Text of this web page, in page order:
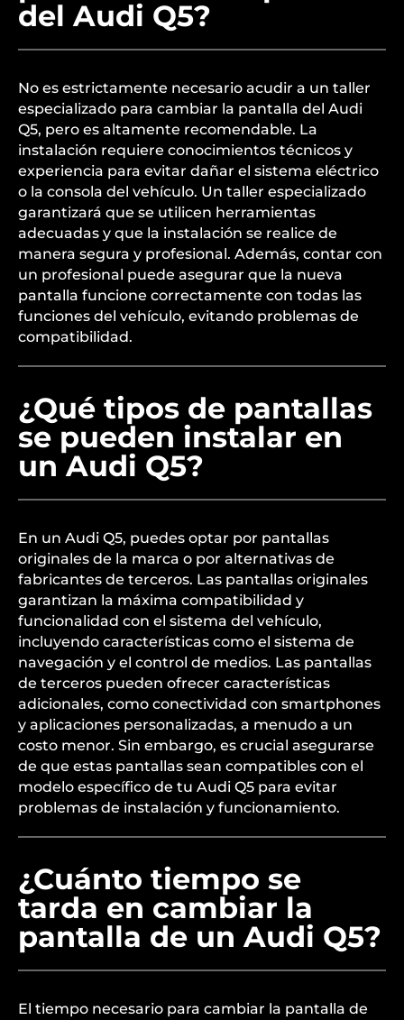
del Audi Q5?
No es estrictamente necesario acudir a un taller
especializado para cambiar la pantalla del Audi
Q5, pero es altamente recomendable. La
instalación requiere conocimientos técnicos y
experiencia para evitar dañar el sistema eléctrico
o la consola del vehículo. Un taller especializado
garantizará que se utilicen herramientas
adecuadas y que la instalación se realice de
manera segura y profesional. Además, contar con
un profesional puede asegurar que la nueva
pantalla funcione correctamente con todas las
funciones del vehículo, evitando problemas de
compatibilidad.
¿Qué tipos de pantallas
se pueden instalar en
un Audi Q5?
En un Audi Q5, puedes optar por pantallas
originales de la marca o por alternativas de
fabricantes de terceros. Las pantallas originales
garantizan la máxima compatibilidad y
funcionalidad con el sistema del vehículo,
incluyendo características como el sistema de
navegación y el control de medios. Las pantallas
de terceros pueden ofrecer características
adicionales, como conectividad con smartphones
y aplicaciones personalizadas, a menudo a un
costo menor. Sin embargo, es crucial asegurarse
de que estas pantallas sean compatibles con el
modelo específico de tu Audi Q5 para evitar
problemas de instalación y funcionamiento.
¿Cuánto tiempo se
tarda en cambiar la
pantalla de un Audi Q5?
El tiempo necesario para cambiar la pantalla de